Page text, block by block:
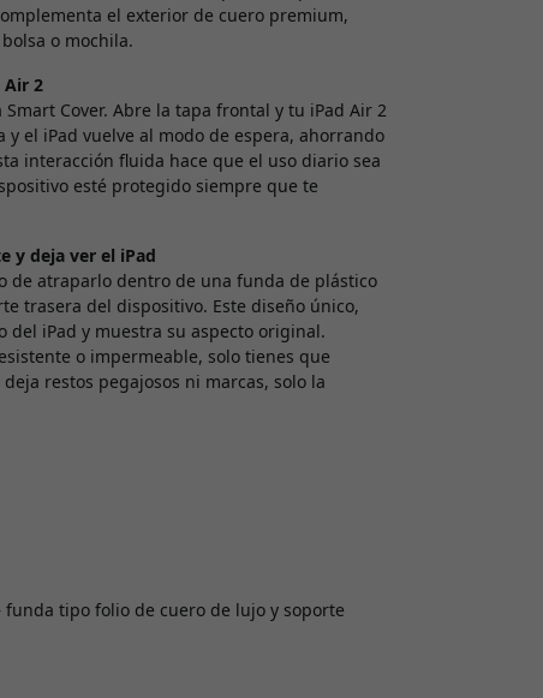
el exterior de cuero premium,
o mochila.
Air 2
Cover. Abre la tapa frontal y tu iPad Air 2
el iPad vuelve al modo de espera, ahorrando
interacción fluida hace que el uso diario sea
esté protegido siempre que te
y deja ver el iPad
de atraparlo dentro de una funda de plástico
trasera del dispositivo. Este diseño único,
iPad y muestra su aspecto original.
o impermeable, solo tienes que
restos pegajosos ni marcas, solo la
tipo folio de cuero de lujo y soporte